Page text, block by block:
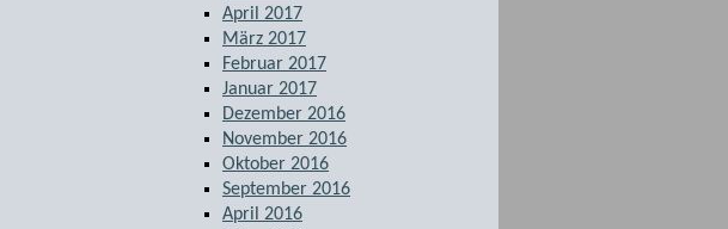
April 2017
März 2017
Februar 2017
Januar 2017
Dezember 2016
November 2016
Oktober 2016
September 2016
April 2016